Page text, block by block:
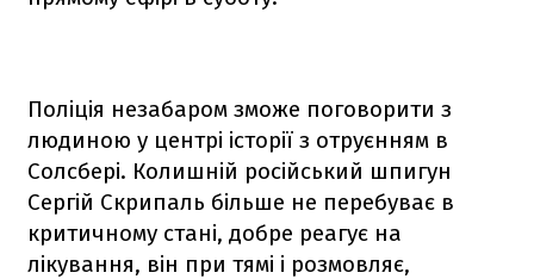
Поліція незабаром зможе поговорити з
людиною у центрі історії з отруєнням в
Солсбері. Колишній російський шпигун
Сергій Скрипаль більше не перебуває в
критичному стані, добре реагує на
лікування, він при тямі і розмовляє,